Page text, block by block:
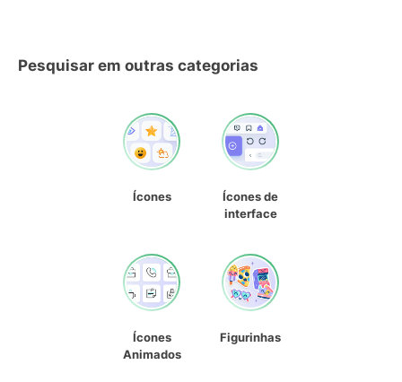
Pesquisar em outras categorias
Ícones
Ícones de
interface
Ícones
Animados
Figurinhas